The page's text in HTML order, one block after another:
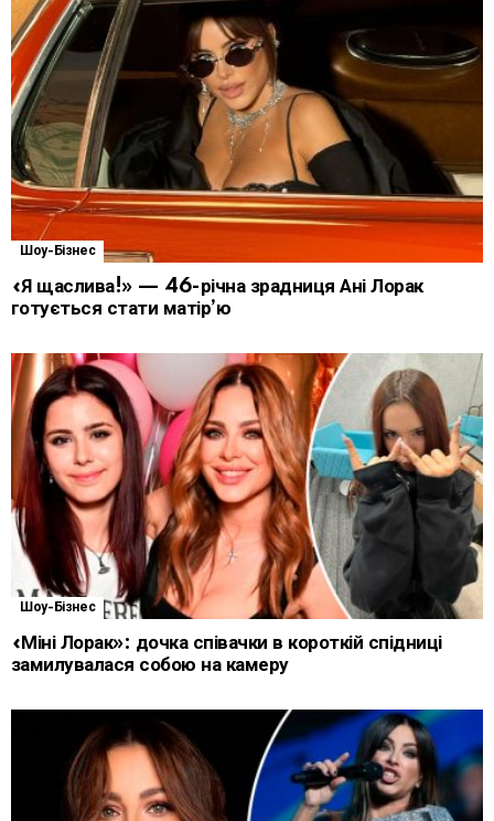
Шоу-Бізнес
«Я щаслива!» — 46-річна зрадниця Ані Лорак
готується стати матір’ю
Шоу-Бізнес
«Міні Лорак»: дочка співачки в короткій спідниці
замилувалася собою на камеру